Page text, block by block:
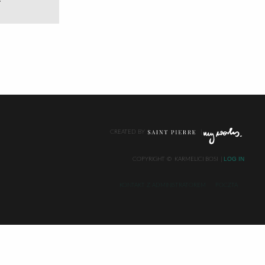
CREATED BY
COPYRIGHT © KARMELICI BOSI LOG IN